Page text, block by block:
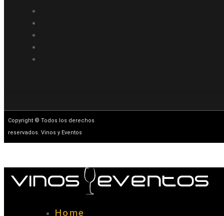
Copyright © Todos los derechos
reservados. Vinos y Eventos
Home